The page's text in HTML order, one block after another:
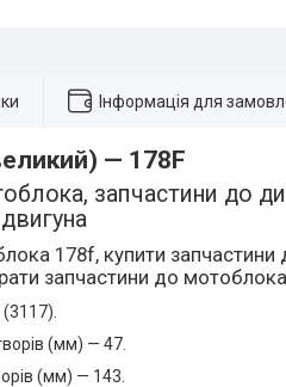
Інформація для
— 178F
запчастини до
178f, купити запчастини
запчастини до мотоблока
(мм) — 47.
(мм) — 143.